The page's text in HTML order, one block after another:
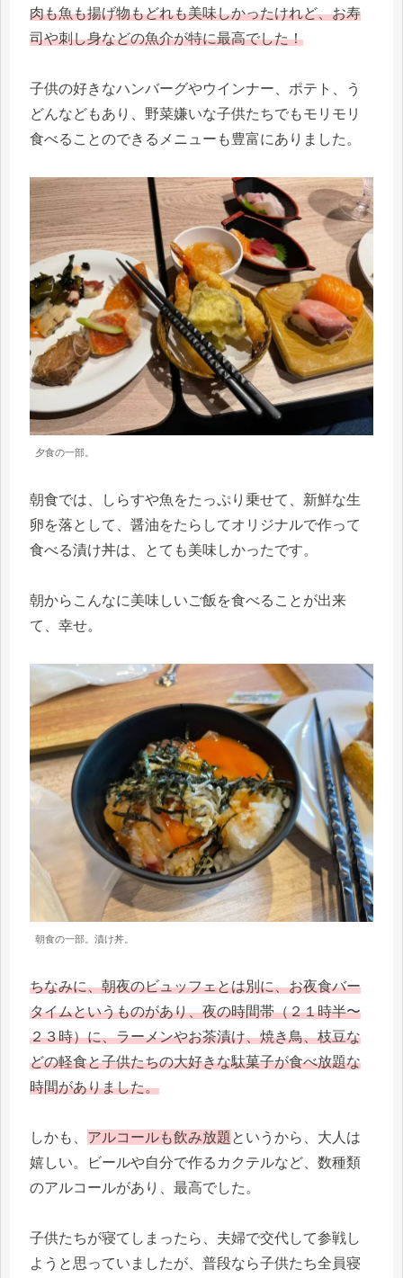
肉も魚も揚げ物もどれも美味しかったけれど、お寿
司や刺し身などの魚介が特に最高でした！
子供の好きなハンバーグやウインナー、ポテト、う
どんなどもあり、野菜嫌いな子供たちでもモリモリ
食べることのできるメニューも豊富にありました。
夕食の一部。
朝食では、しらすや魚をたっぷり乗せて、新鮮な生
卵を落として、醤油をたらしてオリジナルで作って
食べる漬け丼は、とても美味しかったです。
朝からこんなに美味しいご飯を食べることが出来
て、幸せ。
朝食の一部。漬け丼。
ちなみに、朝夜のビュッフェとは別に、お夜食バー
タイムというものがあり、夜の時間帯（２１時半〜
２３時）に、ラーメンやお茶漬け、焼き鳥、枝豆な
どの軽食と子供たちの大好きな駄菓子が食べ放題な
時間がありました。
しかも、 アルコールも飲み放題 というから、大人は
嬉しい。ビールや自分で作るカクテルなど、数種類
のアルコールがあり、最高でした。
子供たちが寝てしまったら、夫婦で交代して参戦し
ようと思っていましたが、普段なら子供たち全員寝